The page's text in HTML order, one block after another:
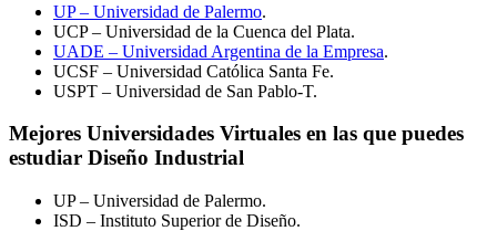
UP – Universidad de Palermo.
UCP – Universidad de la Cuenca del Plata.
UADE – Universidad Argentina de la Empresa.
UCSF – Universidad Católica Santa Fe.
USPT – Universidad de San Pablo-T.
Mejores Universidades Virtuales en las que puedes
estudiar Diseño Industrial
UP – Universidad de Palermo.
ISD – Instituto Superior de Diseño.